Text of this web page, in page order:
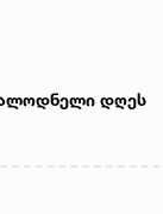
დღეს